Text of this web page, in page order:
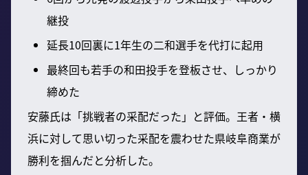
継投
延長10回裏に1年生の二和選手を代打に起用
最終回も若手の和田投手を登板させ、しっかり
締めた
安藤氏は「挑戦者の采配だった」と評価。王者・横
浜に対して思い切った采配を震わせた県岐阜商業が
勝利を掴んだと分析した。